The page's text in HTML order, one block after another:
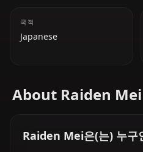
국적
Japanese
About Raiden Mei
Raiden Mei은(는) 누구